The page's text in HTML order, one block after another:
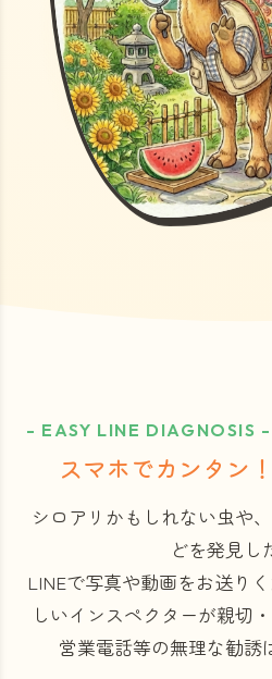
- EASY LINE DIAGNOSIS -
スマホでカンタン
シロアリかもしれない虫や
どを発見し
LINEで写真や動画をお送りく
しいインスペクターが親切
営業電話等の無理な勧誘